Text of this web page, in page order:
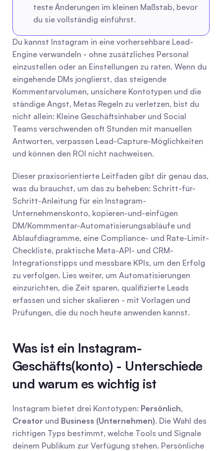
teste Änderungen im kleinen Maßstab, bevor
du sie vollständig einführst.
Du kannst Instagram in eine vorhersehbare Lead-
Engine verwandeln - ohne zusätzliches Personal
einzustellen oder an Einstellungen zu raten. Wenn du
eingehende DMs jonglierst, das steigende
Kommentarvolumen, unsichere Kontotypen und die
ständige Angst, Metas Regeln zu verletzen, bist du
nicht allein: Kleine Geschäftsinhaber und Social
Teams verschwenden oft Stunden mit manuellen
Antworten, verpassen Lead-Capture-Möglichkeiten
und können den ROI nicht nachweisen.
Dieser praxisorientierte Leitfaden gibt dir genau das,
was du brauchst, um das zu beheben: Schritt-für-
Schritt-Anleitung für ein Instagram-
Unternehmenskonto, kopieren-und-einfügen
DM/Kommmentar-Automatisierungsabläufe und
Ablaufdiagramme, eine Compliance- und Rate-Limit-
Checkliste, praktische Meta-API- und CRM-
Integrationstipps und messbare KPIs, um den Erfolg
zu verfolgen. Lies weiter, um Automatisierungen
einzurichten, die Zeit sparen, qualifizierte Leads
erfassen und sicher skalieren - mit Vorlagen und
Prüfungen, die du noch heute anwenden kannst.
Was ist ein Instagram-
Geschäfts(konto) - Unterschiede
und warum es wichtig ist
Instagram bietet drei Kontotypen: Persönlich
Creator und Business (Unternehmen). Die Wahl des
richtigen Typs bestimmt, welche Tools und Signale
deinem Publikum zur Verfügung stehen. Persönliche